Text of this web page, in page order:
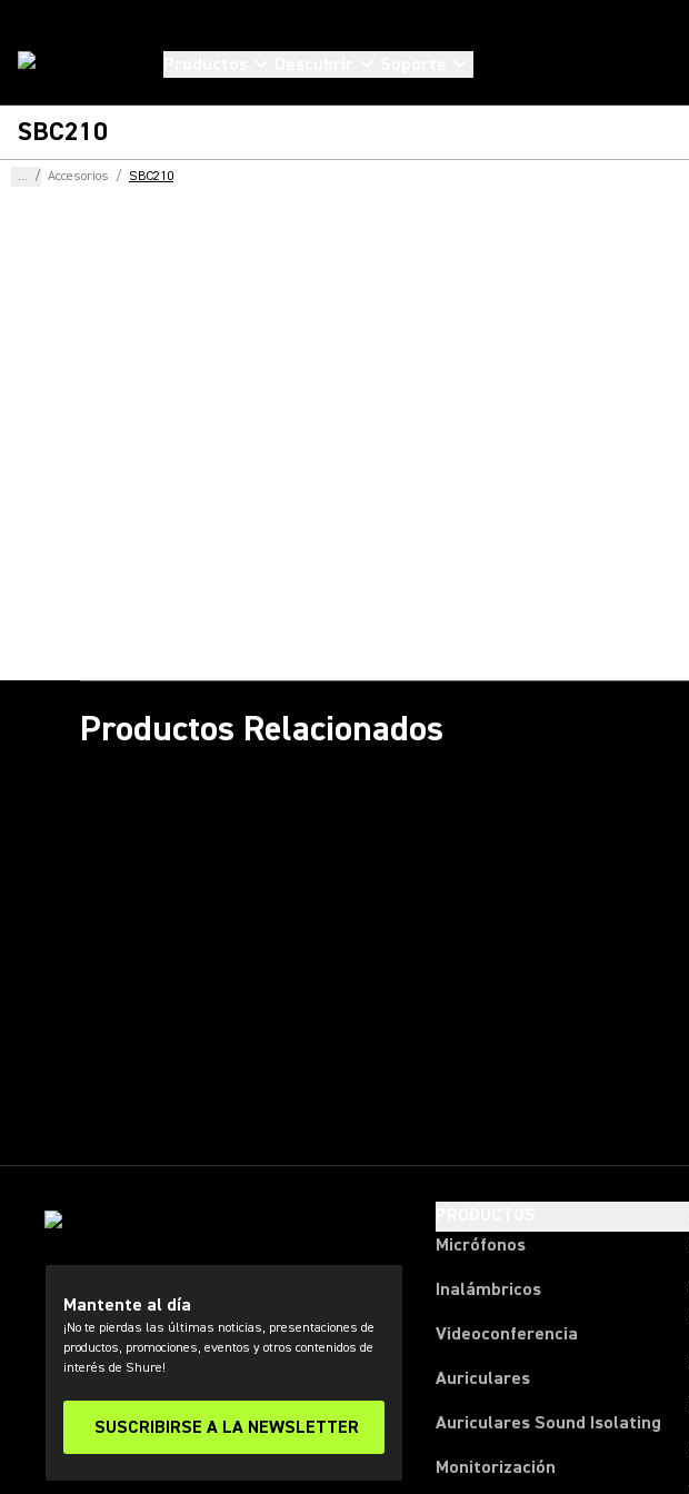
SBC210
... / Accesorios / SBC210
Productos Relacionados
Mantente al día
¡No te pierdas las últimas noticias, presentaciones de
productos, promociones, eventos y otros contenidos de
interés de Shure!
SUSCRIBIRSE A LA NEWSLETTER
Micrófonos
Inalámbricos
Videoconferencia
Auriculares
Auriculares Sound Isolating
Monitorización